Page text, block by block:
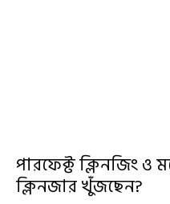
পারফেক্ট ক্লিনজিং ও
ক্লিনজার খুঁজছেন?